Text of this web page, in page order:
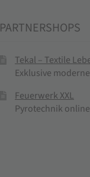
PARTNERSHOPS
Tekal – Textile
Exklusive
Feuerwerk XXL
Pyrotechnik